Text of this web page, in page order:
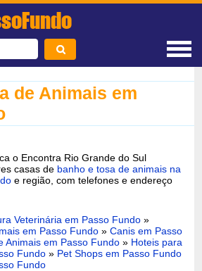
de Animais em
o Encontra Rio Grande do Sul
casas de banho e tosa de animais na
e região, com telefones e endereço
Veterinária em Passo Fundo »
em Passo Fundo »Canis em Passo
Animais em Passo Fundo » Hoteis para
Fundo » Pet Shops em Passo Fundo
Fundo